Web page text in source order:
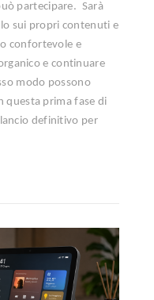
partecipare. Sarà
sui propri contenuti e
confortevole e
e continuare
modo possono
questa prima fase di
definitivo per